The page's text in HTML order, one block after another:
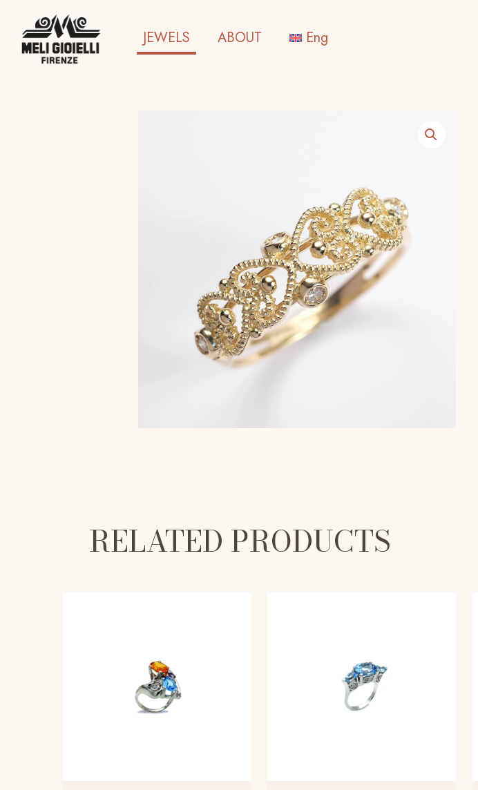
JEWELS ABOUT Eng
RELATED PRODUCTS